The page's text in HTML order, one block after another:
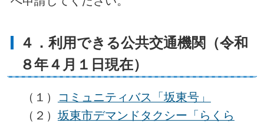
４．利用できる公共交通機関（令和
８年４月１日現在）
（１）
コミュニティバス「坂東号」
（２） 坂東市デマンドタクシー「らくら